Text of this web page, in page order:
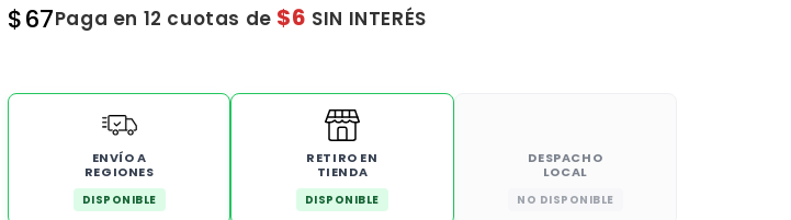
$67Paga en 12 cuotas de $6 SIN INTERÉS
ENVÍO A
REGIONES
DISPONIBLE
RETIRO EN
TIENDA
DISPONIBLE
DESPACHO
LOCAL
NO DISPONIBLE